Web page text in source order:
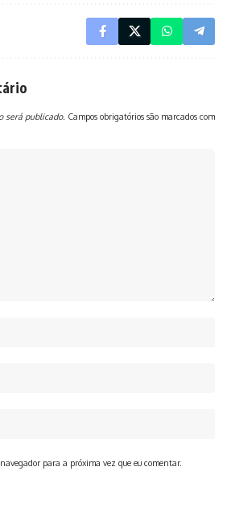
será publicado. Campos obrigatórios são marcados com
para a próxima vez que eu comentar.